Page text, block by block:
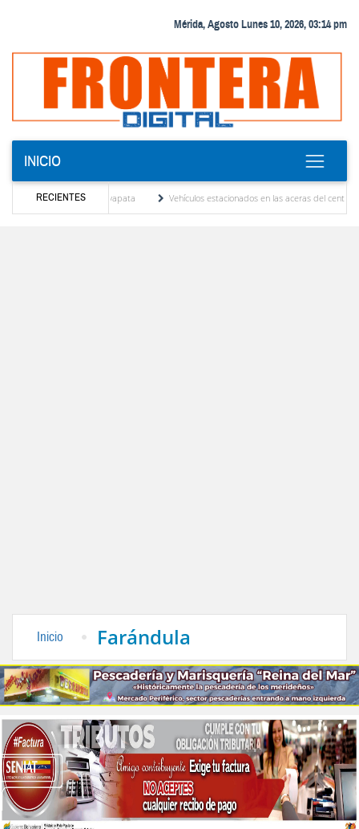
Mérida, Agosto Lunes 10, 2026, 03:14 pm
INICIO
RECIENTES
y Andy Younes en Ayapata
Vehículos estacionados en las aceras del centro de
Inicio Farándula